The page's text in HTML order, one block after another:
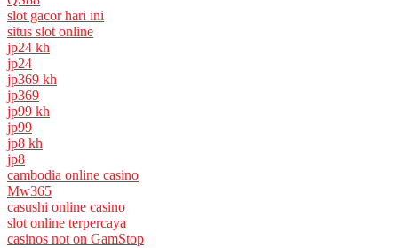
slot gacor hari ini
situs slot online
jp24 kh
jp24
jp369 kh
jp369
jp99 kh
jp99
jp8 kh
jp8
cambodia online casino
Mw365
casushi online casino
slot online terpercaya
casinos not on GamStop